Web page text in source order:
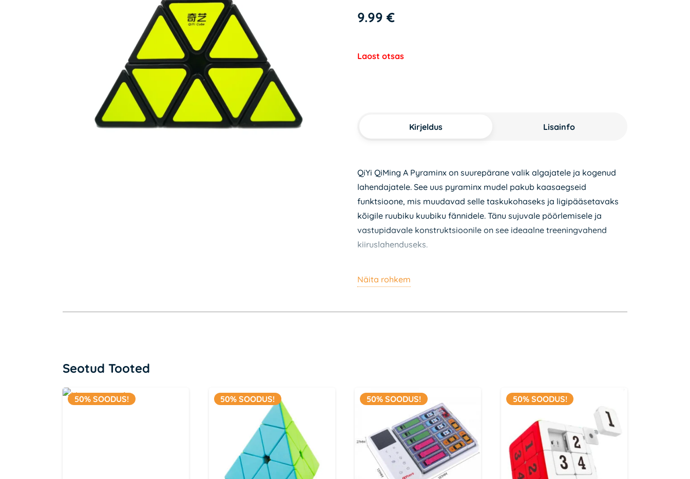
9.99€
Laost otsas
Kirjeldus Lisainfo
QiYi QiMing A Pyraminx on suurepärane valik algajatele ja kogenud
lahendajatele. See uus pyraminx mudel pakub kaasaegseid
funktsioone, mis muudavad selle taskukohaseks ja ligipääsetavaks
kõigile ruubiku kuubiku fännidele. Tänu sujuvale pöörlemisele ja
vastupidavale konstruktsioonile on see ideaalne treeningvahend
kiiruslahenduseks.
arendab loogilist mõtlemist. QiYi brändi usaldusväärsus tagab
oma kollektsiooni või soovid alustada speedcubingu hobiga, siis see
Taskukohane hind kõigile huvilistele
Näita rohkem
Seotud Tooted
50% SOODUS! 50% SOODUS! 50% SOODUS! 50% SOODUS!